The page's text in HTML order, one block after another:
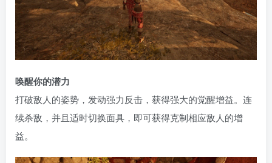
唤醒你的潜力
打破敌人的姿势，发动强力反击，获得强大的觉醒增益。连
续杀敌，并且适时切换面具，即可获得克制相应敌人的增
益。